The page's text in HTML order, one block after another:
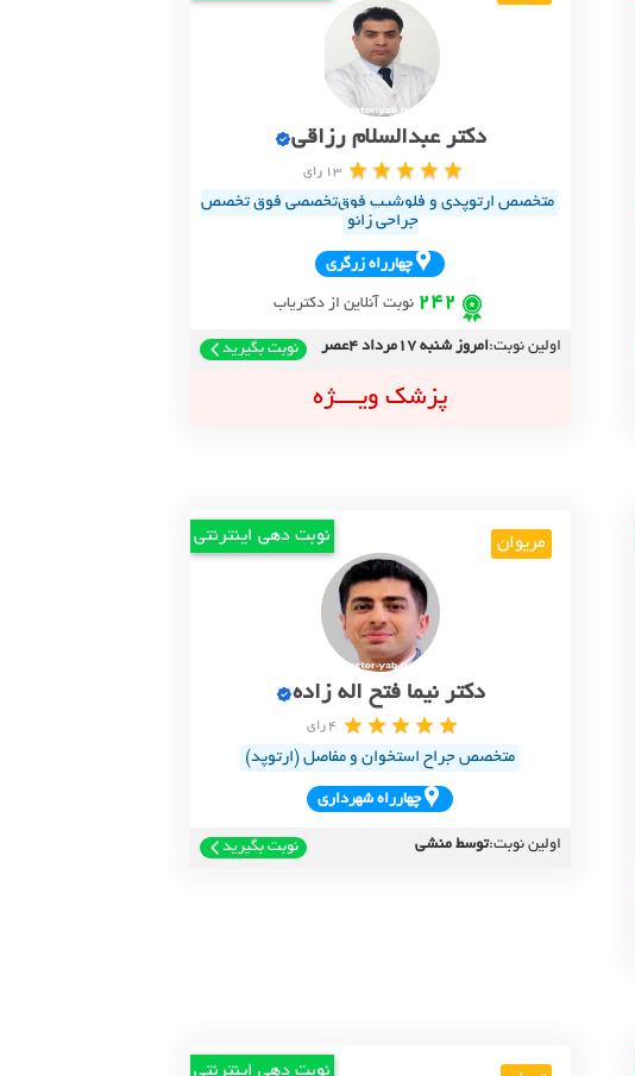
دکتر عبدالسلام رزاقی
13 رای
متخصص ارتوپدی و فلوشیپ فوق‌تخصصی فوق تخصص
جراحی زانو
چهارراه زرگري
242 نوبت آنلاین از دکتریاب
اولین نوبت:امروز شنبه 17مرداد 4عصر نوبت بگیرید
پزشک ویــــژه
مریوان نوبت دهی اینترنتی
دکتر نیما فتح اله زاده
4 رای
متخصص جراح استخوان و مفاصل (ارتوپد)
چهارراه شهرداري
اولین نوبت:توسط منشی نوبت بگیرید
نوبت دهی اینترنتی